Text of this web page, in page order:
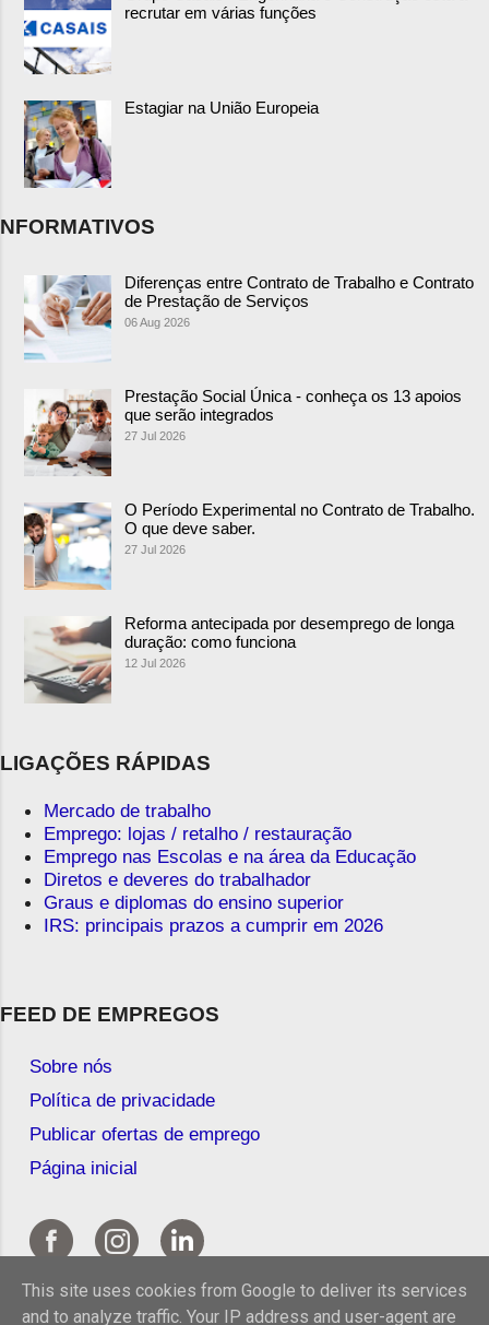
recrutar em várias funções
Estagiar na União Europeia
NFORMATIVOS
Diferenças entre Contrato de Trabalho e Contrato
de Prestação de Serviços
06 Aug 2026
Prestação Social Única - conheça os 13 apoios
que serão integrados
27 Jul 2026
O Período Experimental no Contrato de Trabalho.
O que deve saber.
27 Jul 2026
Reforma antecipada por desemprego de longa
duração: como funciona
12 Jul 2026
LIGAÇÕES RÁPIDAS
Mercado de trabalho
Emprego: lojas / retalho / restauração
Emprego nas Escolas e na área da Educação
Diretos e deveres do trabalhador
Graus e diplomas do ensino superior
IRS: principais prazos a cumprir em 2026
FEED DE EMPREGOS
Sobre nós
Política de privacidade
Publicar ofertas de emprego
Página inicial
This site uses cookies from Google to deliver its services
and to analyze traffic. Your IP address and user-agent are